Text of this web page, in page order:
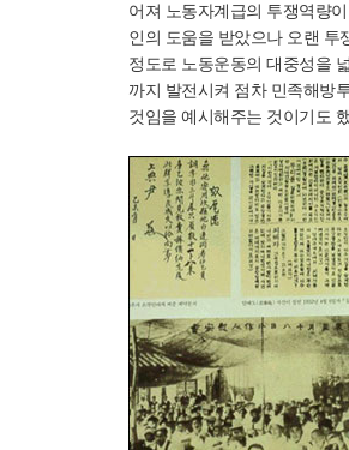
어져 노동자계급의 투쟁역량
인의 도움을 받았으나 오랜 투
정도로 노동운동의 대중성을
까지 발전시켜 점차 민족해방
것임을 예시해주는 것이기도